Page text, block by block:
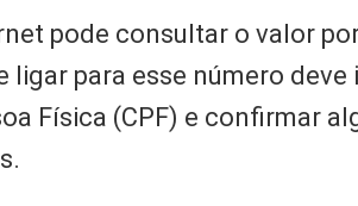
pode consultar o valor
ligar para esse número
Física (CPF) e confirmar